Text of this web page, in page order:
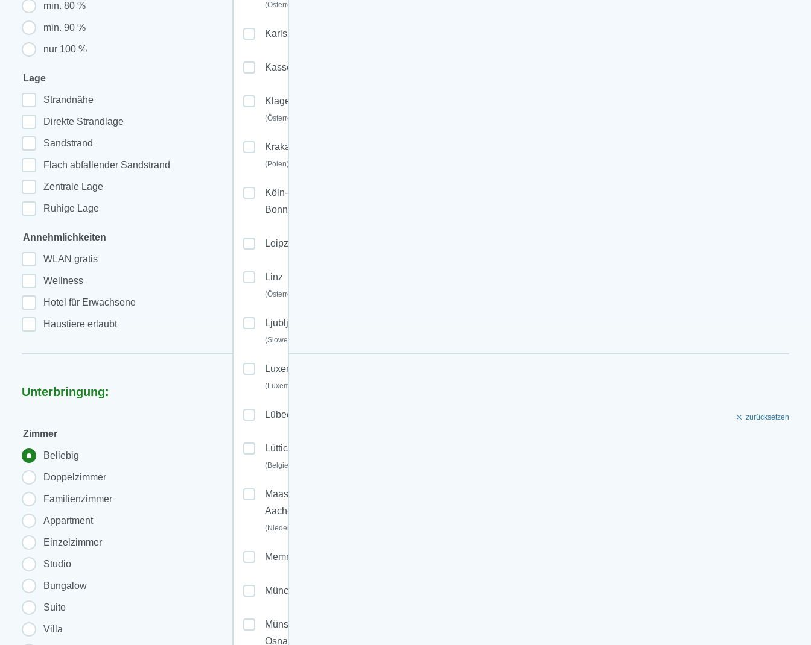
(Österreich)
Karlsruhe
Kassel
Klagenfurt
(Österreich)
Krakau
(Polen)
Köln-
Bonn
Leipzig/Halle
Linz
(Österreich)
Ljubljana
(Slowenien)
Luxemburg
(Luxemburg)
Lübeck
Lüttich
(Belgien)
Maastricht-
Aachen
(Niederlande)
Memmingen
München
Münster-
Osnabrück
min. 80 %
min. 90 %
nur 100 %
Lage
Strandnähe
Direkte Strandlage
Sandstrand
Flach abfallender Sandstrand
Zentrale Lage
Ruhige Lage
Annehmlichkeiten
WLAN gratis
Wellness
Hotel für Erwachsene
Haustiere erlaubt
Unterbringung:
zurücksetzen
Zimmer
Beliebig
Doppelzimmer
Familienzimmer
Appartment
Einzelzimmer
Studio
Bungalow
Suite
Villa